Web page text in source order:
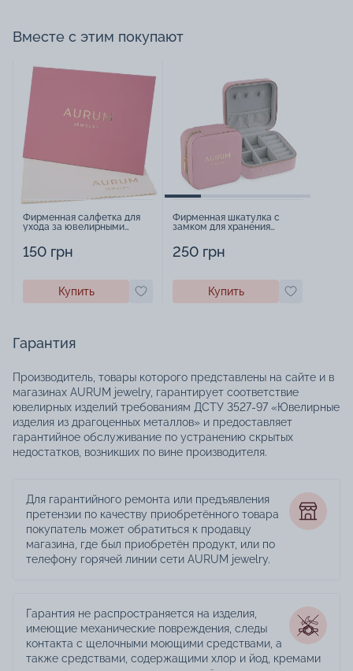
Вместе с этим покупают
Фирменная салфетка для
ухода за ювелирными
150 грн
Купить
Фирменная шкатулка с
замком для хранения
250 грн
Купить
Гарантия
Производитель, товары которого представлены на сайте и в
магазинах AURUM jewelry, гарантирует соответствие
ювелирных изделий требованиям ДСТУ 3527-97 «Ювелирные
изделия из драгоценных металлов» и предоставляет
гарантийное обслуживание по устранению скрытых
недостатков, возникших по вине производителя.
Для гарантийного ремонта или предъявления
претензии по качеству приобретённого товара
покупатель может обратиться к продавцу
магазина, где был приобретён продукт, или по
телефону горячей линии сети AURUM jewelry.
Гарантия не распространяется на изделия,
имеющие механические повреждения, следы
контакта с щелочными моющими средствами, а
также средствами, содержащими хлор и йод, кремами